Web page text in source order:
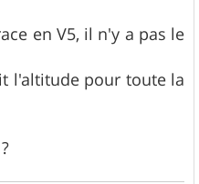
en V5, il n'y a pas le
l'altitude pour toute la